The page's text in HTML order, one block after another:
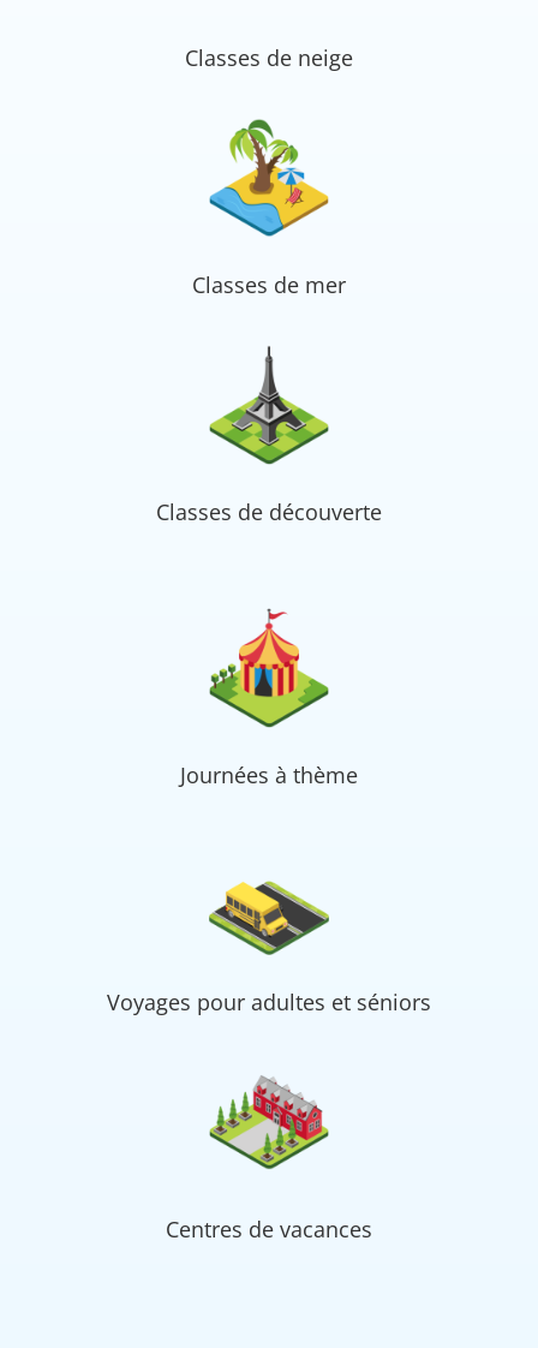
Classes de neige
Classes de mer
Classes de découverte
Journées à thème
Voyages pour adultes et séniors
Centres de vacances